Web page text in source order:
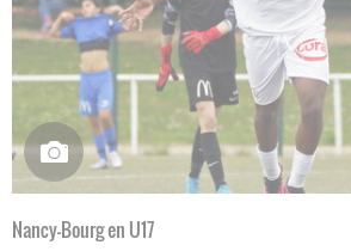
Nancy-Bourg en U17